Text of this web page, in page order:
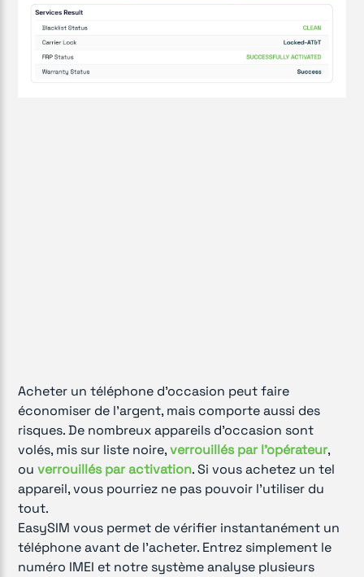
Acheter un téléphone d'occasion peut faire
économiser de l'argent, mais comporte aussi des
risques. De nombreux appareils d'occasion sont
volés, mis sur liste noire,verrouillés par l'opérateur,
ou verrouillés par activation. Si vous achetez un tel
appareil, vous pourriez ne pas pouvoir l'utiliser du
tout.
EasySIM vous permet de vérifier instantanément un
téléphone avant de l'acheter. Entrez simplement le
numéro IMEI et notre système analyse plusieurs